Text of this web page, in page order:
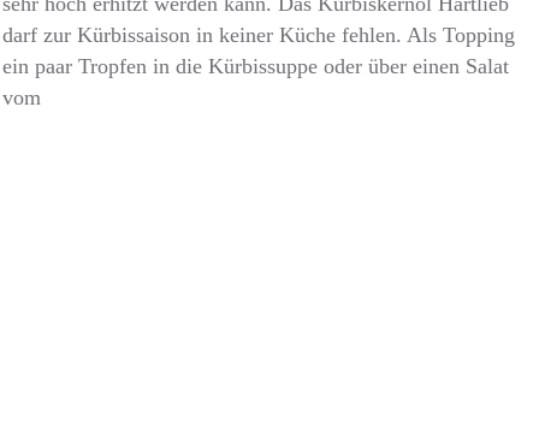
darf zur Kürbissaison in keiner Küche fehlen. Als Topping
ein paar Tropfen in die Kürbissuppe oder über einen Salat
vom